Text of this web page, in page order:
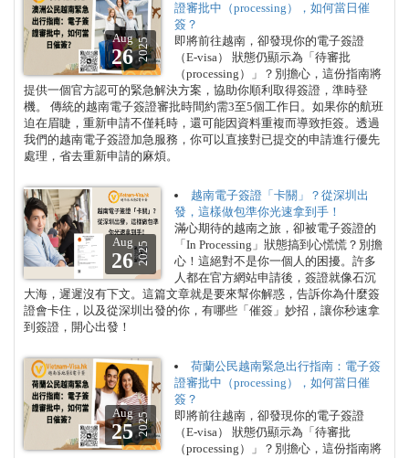
Aug
262025
證審批中（processing），如何當日催
簽？
即將前往越南，卻發現你的電子簽證
（E-visa） 狀態仍顯示為「待審批
（processing）」？別擔心，這份指南將
提供一個官方認可的緊急解決方案，協助你順利取得簽證，準時登
機。 傳統的越南電子簽證審批時間約需3至5個工作日。如果你的航班
迫在眉睫，重新申請不僅耗時，還可能因資料重複而導致拒簽。透過
我們的越南電子簽證加急服務，你可以直接對已提交的申請進行優先
處理，省去重新申請的麻煩。
Aug
262025
越南電子簽證「卡關」？從深圳出
發，這樣做包準你光速拿到手！
滿心期待的越南之旅，卻被電子簽證的
「In Processing」狀態搞到心慌慌？別擔
心！這絕對不是你一個人的困擾。許多
人都在官方網站申請後，簽證就像石沉
大海，遲遲沒有下文。這篇文章就是要來幫你解惑，告訴你為什麼簽
證會卡住，以及從深圳出發的你，有哪些「催簽」妙招，讓你秒速拿
到簽證，開心出發！
Aug
252025
荷蘭公民越南緊急出行指南：電子簽
證審批中（processing），如何當日催
簽？
即將前往越南，卻發現你的電子簽證
（E-visa） 狀態仍顯示為「待審批
（processing）」？別擔心，這份指南將